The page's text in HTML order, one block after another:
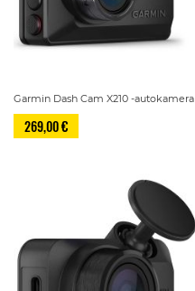
Garmin Dash Cam X210 -autokamera
269,00 €